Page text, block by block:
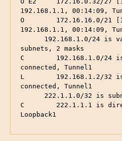
192.168.1.1, 00:14:09,
O        172.16.16.0/21
192.168.1.1, 00:14:09,
subnets, 2 masks
C        192.168.1.0/24
connected, Tunnel1
L        192.168.1.2/32
connected, Tunnel1
C        222.1.1.1 is
Loopback1